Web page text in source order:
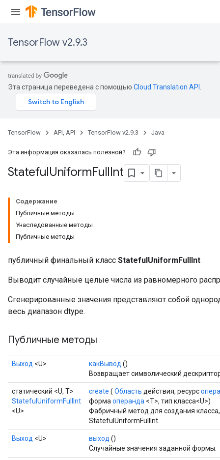
TensorFlow v2.9.3
Эта страница переведена с помощью Cloud Translation API
TensorFlow API, API TensorFlow v2.9.3 Java
Эта информация оказалась полезной?
StatefulUniformFullInt
Содержание
Публичные методы
Унаследованные методы
Публичные методы
публичный финальный класс StatefulUniformFullInt
Выводит случайные целые числа из равномерного
Сгенерированные значения представляют собой
весь диапазон dtype.
Публичные методы
Выход <U> какВывод ()
Возвращает символический
статический <U, T>
StatefulUniformFullInt
<U>
create ( Область действия, ресурс
форма операнда <T>, тип класса<U>)
Фабричный метод для создания
StatefulUniformFullInt.
Выход <U> выход ()
Случайные значения заданной формы.